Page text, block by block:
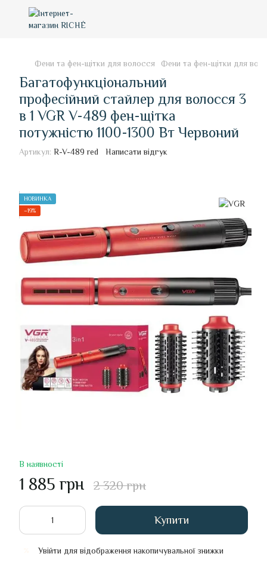
Фени та фен-щітки для волосся Фени та фен-щітки для
Багатофункціональний
професійний стайлер для волосся 3
в 1 VGR V-489 фен-щітка
потужністю 1100-1300 Вт Червоний
Артикул: R-V-489 red Написати відгук
НОВИНКА
−19%
В наявності
1 885 грн 2 320 грн
Купити
Увійти для відображення накопичувальної знижки